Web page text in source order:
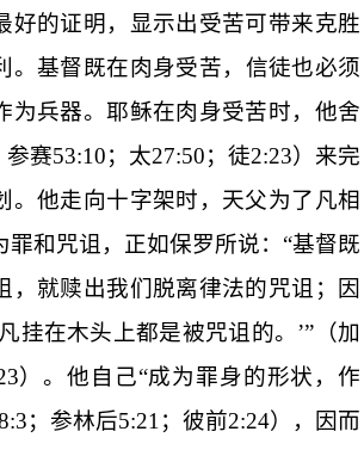
好的证明，显示出受苦可带来克胜
。基督既在肉身受苦，信徒也必须
为兵器。耶稣在肉身受苦时，他舍
参赛53:10；太27:50；徒2:23）来完
。他走向十字架时，天父为了凡相
罪和咒诅，正如保罗所说：“基督既
，就赎出我们脱离律法的咒诅；因
挂在木头上都是被咒诅的。’”（加
）。他自己“成为罪身的形状，作
；参林后5:21 ；彼前2:24），因而